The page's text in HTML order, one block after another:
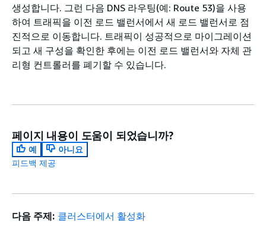
생성합니다. 그런 다음 DNS 라우팅(예: Route 53)을 사용
하여 트래픽을 이전 로드 밸런서에서 새 로드 밸런서로 점
진적으로 이동합니다. 트래픽이 성공적으로 마이그레이션
되고 새 구성을 확인한 후에는 이전 로드 밸런서와 자체 관
리형 컨트롤러를 폐기할 수 있습니다.
페이지 내용이 도움이 되었습니까?
예
아니요
피드백 제공
다음 주제: 클러스터에서 활성화